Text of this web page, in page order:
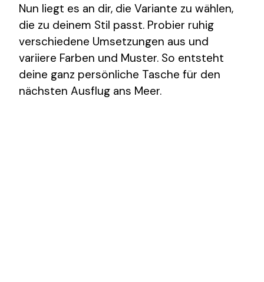
Nun liegt es an dir, die Variante zu wählen,
die zu deinem Stil passt. Probier ruhig
verschiedene Umsetzungen aus und
variiere Farben und Muster. So entsteht
deine ganz persönliche Tasche für den
nächsten Ausflug ans Meer.